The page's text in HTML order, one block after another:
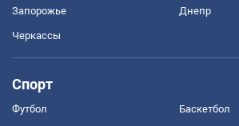
Запорожье Днепр
Черкассы
Спорт
Футбол Баскетбол